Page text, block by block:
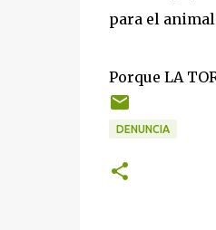
para el
Porque LA
DENUNCIA